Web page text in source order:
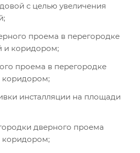
с целью увеличения
проема в перегородке
и коридором;
проема в перегородке
коридором;
инсталляции на площади
дверного проема
коридором;